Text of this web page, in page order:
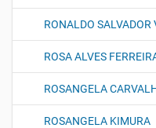
RONALDO SALVADOR
ROSA ALVES
ROSANGELA
ROSANGELA KIMURA